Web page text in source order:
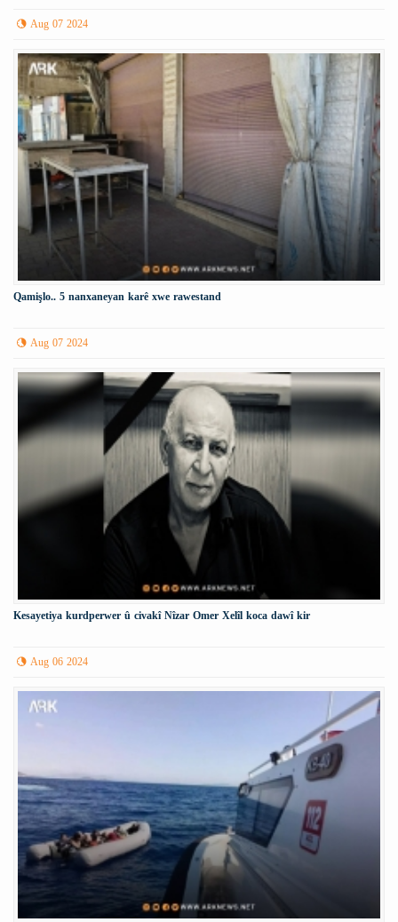
Aug 07 2024
Qamişlo.. 5 nanxaneyan karê xwe rawestand
Aug 07 2024
Kesayetiya kurdperwer û civakî Nîzar Omer Xelîl koca dawî kir
Aug 06 2024